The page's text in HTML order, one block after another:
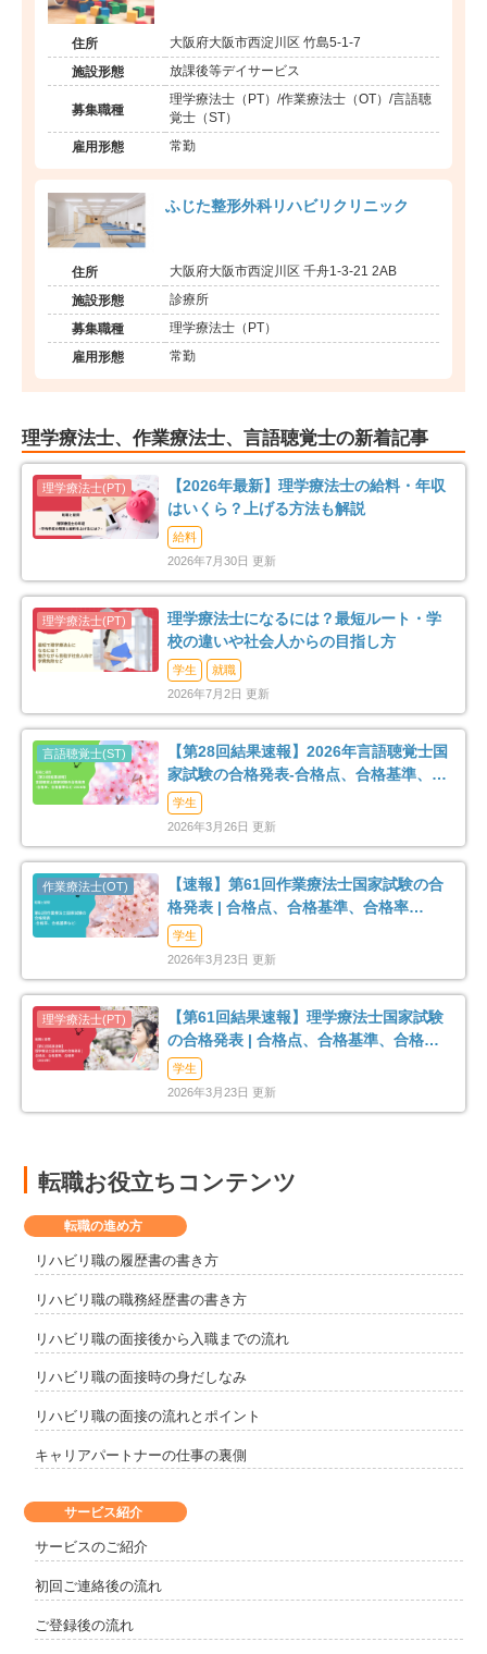
住所 大阪府大阪市西淀川区 竹島5-1-7
施設形態 放課後等デイサービス
募集職種
理学療法士（PT）/作業療法士（OT）/言語聴
覚士（ST）
雇用形態 常勤
ふじた整形外科リハビリクリニック
住所 大阪府大阪市西淀川区 千舟1-3-21 2AB
施設形態 診療所
募集職種 理学療法士（PT）
雇用形態 常勤
理学療法士、作業療法士、言語聴覚士の新着記事
【2026年最新】理学療法士の給料・年収
はいくら？上げる方法も解説
給料
2026年7月30日 更新
理学療法士になるには？最短ルート・学
校の違いや社会人からの目指し方
学生
就職
2026年7月2日 更新
【第28回結果速報】2026年言語聴覚士国
家試験の合格発表-合格点、合格基準、合
格率など-
学生
2026年3月26日 更新
【速報】第61回作業療法士国家試験の合
格発表 | 合格点、合格基準、合格率
（2026年）
学生
2026年3月23日 更新
【第61回結果速報】理学療法士国家試験
の合格発表 | 合格点、合格基準、合格率
（2026年）
学生
2026年3月23日 更新
転職お役立ちコンテンツ
サービス紹介
サービスのご紹介
初回ご連絡後の流れ
ご登録後の流れ
転職の進め方
リハビリ職の履歴書の書き方
リハビリ職の職務経歴書の書き方
リハビリ職の面接後から入職までの流れ
リハビリ職の面接時の身だしなみ
リハビリ職の面接の流れとポイント
キャリアパートナーの仕事の裏側